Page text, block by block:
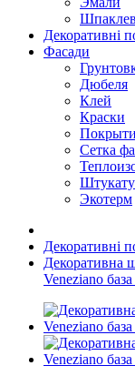
Декоративні
Фасади
Дюбеля
Клей
Краски
Сетка
Экотерм
Декоративні
Декоративна
Veneziano